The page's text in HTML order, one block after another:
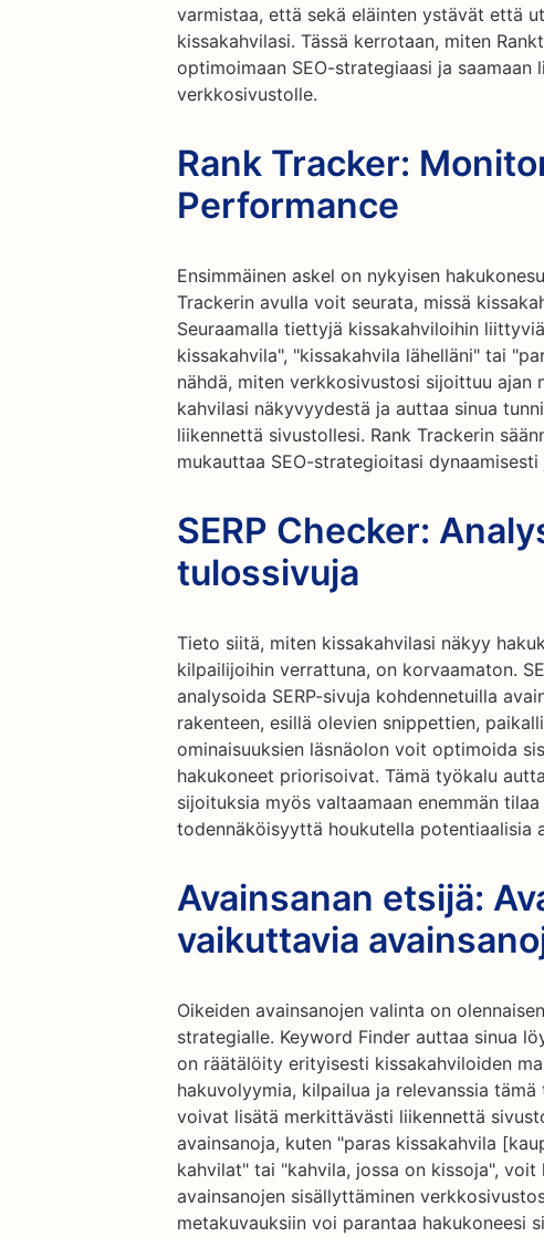
varmistaa, että sekä eläinten ystävät että
kissakahvilasi. Tässä kerrotaan, miten
optimoimaan SEO-strategiaasi ja saamaan
verkkosivustolle.
Rank Tracker:
Performance
Ensimmäinen askel on nykyisen
Trackerin avulla voit seurata, missä
Seuraamalla tiettyjä kissakahviloihin
kissakahvila", "kissakahvila lähelläni" tai
nähdä, miten verkkosivustosi sijoittuu ajan
kahvilasi näkyvyydestä ja auttaa sinua
liikennettä sivustollesi. Rank Trackerin
mukauttaa SEO-strategioitasi
SERP Checker:
tulossivuja
Tieto siitä, miten kissakahvilasi näkyy
kilpailijoihin verrattuna, on korvaamaton.
analysoida SERP-sivuja kohdennetuilla
rakenteen, esillä olevien snippettien,
ominaisuuksien läsnäolon voit optimoida
hakukoneet priorisoivat. Tämä työkalu
sijoituksia myös valtaamaan enemmän tilaa
todennäköisyyttä houkutella potentiaalisia
Avainsanan etsijä:
vaikuttavia
Oikeiden avainsanojen valinta on
strategialle. Keyword Finder auttaa sinua
on räätälöity erityisesti kissakahviloiden
hakuvolyymia, kilpailua ja relevanssia
voivat lisätä merkittävästi liikennettä
avainsanoja, kuten "paras kissakahvila
kahvilat" tai "kahvila, jossa on kissoja",
avainsanojen sisällyttäminen
metakuvauksiin voi parantaa hakukoneesi